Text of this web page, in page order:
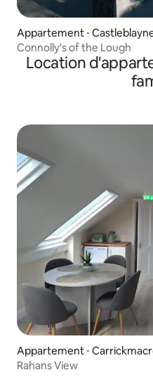
Appartement ⋅
Connolly's of the Lough
Location
Appartement ⋅
Rahans View